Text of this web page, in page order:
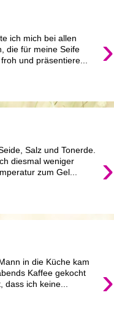
›
ich mich bei allen
die für meine Seife
und präsentiere...
›
Salz und Tonerde.
diesmal weniger
zum Gel...
›
in die Küche kam
Kaffee gekocht
dass ich keine...